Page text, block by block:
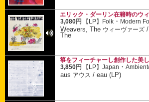
エリック・ダーリン在籍時のウ
3,080円
【LP】 Folk ・ Modern
Weavers, The ウィーヴァーズ
The
箏をフィーチャーし創作した美
3,850円
【LP】Japan ・
aus アウス /eau (LP)